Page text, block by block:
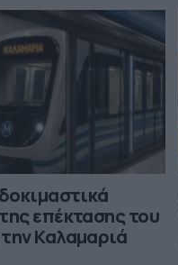
επέκτασης του
Καλαμαριά